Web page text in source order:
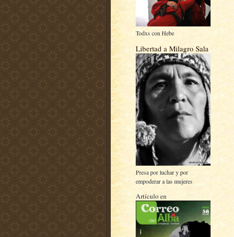
Todxs con Hebe
Libertad a Milagro Sala
Presa por luchar y por
empoderar a las mujeres
Artículo en